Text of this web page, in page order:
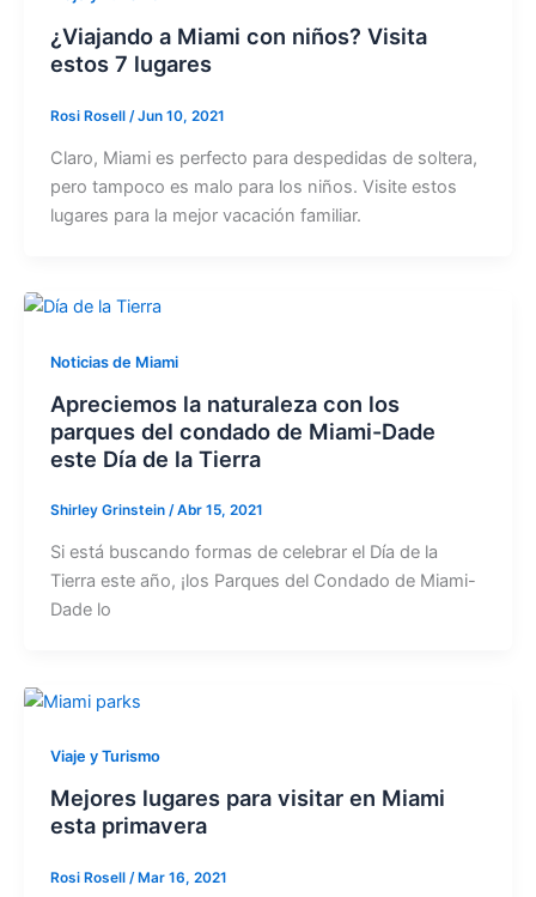
¿Viajando a Miami con niños? Visita
estos 7 lugares
Rosi Rosell /Jun 10, 2021
Claro, Miami es perfecto para despedidas de soltera,
pero tampoco es malo para los niños. Visite estos
lugares para la mejor vacación familiar.
Noticias de Miami
Apreciemos la naturaleza con los
parques del condado de Miami-Dade
este Día de la Tierra
Shirley Grinstein /Abr 15, 2021
Si está buscando formas de celebrar el Día de la
Tierra este año, ¡los Parques del Condado de Miami-
Dade lo
Viaje y Turismo
Mejores lugares para visitar en Miami
esta primavera
Rosi Rosell /Mar 16, 2021